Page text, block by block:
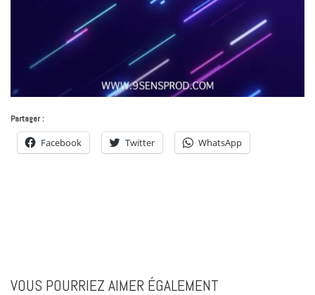
Partager :
Facebook Twitter WhatsApp
VOUS POURRIEZ AIMER ÉGALEMENT